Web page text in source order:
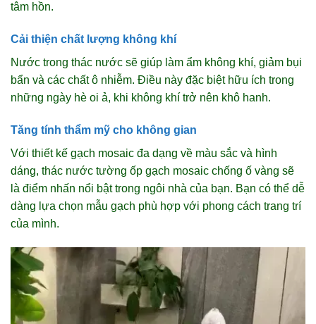
tâm hồn.
Cải thiện chất lượng không khí
Nước trong thác nước sẽ giúp làm ẩm không khí, giảm bụi
bẩn và các chất ô nhiễm. Điều này đặc biệt hữu ích trong
những ngày hè oi ả, khi không khí trở nên khô hanh.
Tăng tính thẩm mỹ cho không gian
Với thiết kế gạch mosaic đa dạng về màu sắc và hình
dáng, thác nước tường ốp gạch mosaic chống ố vàng sẽ
là điểm nhấn nổi bật trong ngôi nhà của bạn. Bạn có thể dễ
dàng lựa chọn mẫu gạch phù hợp với phong cách trang trí
của mình.